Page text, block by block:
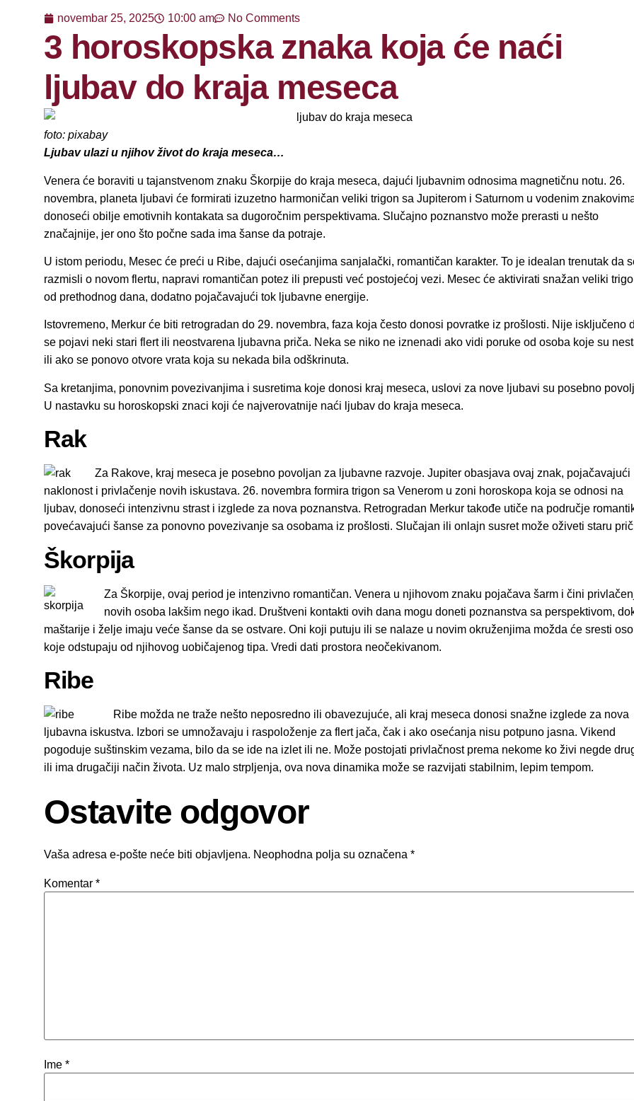
novembar 25, 2025 10:00 am No Comments
3 horoskopska znaka koja će naći
ljubav do kraja meseca
foto: pixabay
Ljubav ulazi u njihov život do kraja meseca…
Venera će boraviti u tajanstvenom znaku Škorpije do kraja meseca, dajući ljubavnim odnosima magnetičnu notu. 26.
novembra, planeta ljubavi će formirati izuzetno harmoničan veliki trigon sa Jupiterom i Saturnom u vodenim
donoseći obilje emotivnih kontakata sa dugoročnim perspektivama. Slučajno poznanstvo može prerasti u nešto
značajnije, jer ono što počne sada ima šanse da potraje.
U istom periodu, Mesec će preći u Ribe, dajući osećanjima sanjalački, romantičan karakter. To je idealan trenutak da
razmisli o novom flertu, napravi romantičan potez ili prepusti već postojećoj vezi. Mesec će aktivirati snažan veliki
od prethodnog dana, dodatno pojačavajući tok ljubavne energije.
Istovremeno, Merkur će biti retrogradan do 29. novembra, faza koja često donosi povratke iz prošlosti. Nije isključeno
se pojavi neki stari flert ili neostvarena ljubavna priča. Neka se niko ne iznenadi ako vidi poruke od osoba koje su
ili ako se ponovo otvore vrata koja su nekada bila odškrinuta.
Sa kretanjima, ponovnim povezivanjima i susretima koje donosi kraj meseca, uslovi za nove ljubavi su posebno
U nastavku su horoskopski znaci koji će najverovatnije naći ljubav do kraja meseca.
Rak
Za Rakove, kraj meseca je posebno povoljan za ljubavne razvoje. Jupiter obasjava ovaj znak, pojačavajući
naklonost i privlačenje novih iskustava. 26. novembra formira trigon sa Venerom u zoni horoskopa koja se odnosi na
ljubav, donoseći intenzivnu strast i izglede za nova poznanstva. Retrogradan Merkur takođe utiče na područje
povećavajući šanse za ponovno povezivanje sa osobama iz prošlosti. Slučajan ili onlajn susret može oživeti staru
Škorpija
Za Škorpije, ovaj period je intenzivno romantičan. Venera u njihovom znaku pojačava šarm i čini
novih osoba lakšim nego ikad. Društveni kontakti ovih dana mogu doneti poznanstva sa perspektivom,
maštarije i želje imaju veće šanse da se ostvare. Oni koji putuju ili se nalaze u novim okruženjima možda će sresti
koje odstupaju od njihovog uobičajenog tipa. Vredi dati prostora neočekivanom.
Ribe
Ribe možda ne traže nešto neposredno ili obavezujuće, ali kraj meseca donosi snažne izglede za nova
ljubavna iskustva. Izbori se umnožavaju i raspoloženje za flert jača, čak i ako osećanja nisu potpuno jasna. Vikend
pogoduje suštinskim vezama, bilo da se ide na izlet ili ne. Može postojati privlačnost prema nekome ko živi negde
ili ima drugačiji način života. Uz malo strpljenja, ova nova dinamika može se razvijati stabilnim, lepim tempom.
Ostavite odgovor
Vaša adresa e-pošte neće biti objavljena. Neophodna polja su označena *
Komentar *
Ime *